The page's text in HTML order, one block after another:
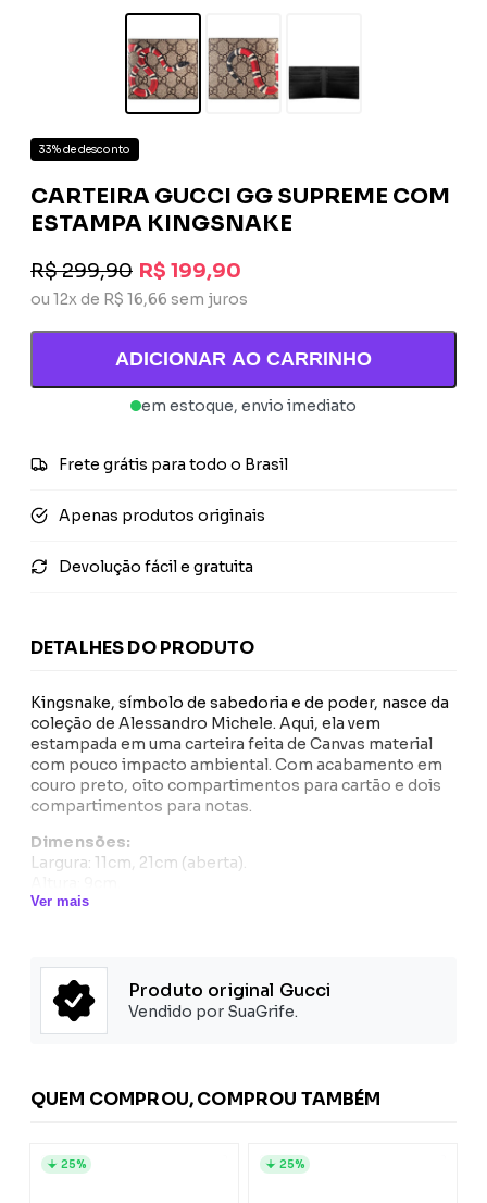
33% de desconto
CARTEIRA GUCCI GG SUPREME COM
ESTAMPA KINGSNAKE
R$ 299,90 R$ 199,90
ou 12x de R$ 16,66 sem juros
ADICIONAR AO CARRINHO
em estoque, envio imediato
Frete grátis para todo o Brasil
Apenas produtos originais
Devolução fácil e gratuita
DETALHES DO PRODUTO
Kingsnake, símbolo de sabedoria e de poder, nasce da
coleção de Alessandro Michele. Aqui, ela vem
estampada em uma carteira feita de Canvas material
com pouco impacto ambiental. Com acabamento em
couro preto, oito compartimentos para cartão e dois
compartimentos para notas.
Dimensões:
Largura: 11cm, 21cm (aberta).
Ver mais
Produto original Gucci
Vendido por SuaGrife.
QUEM COMPROU, COMPROU TAMBÉM
25% 25%